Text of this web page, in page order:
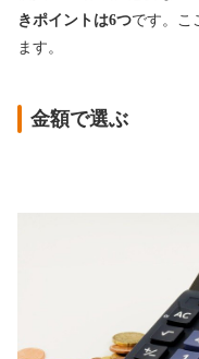
きポイントは6つです。こ
ます。
金額で選ぶ